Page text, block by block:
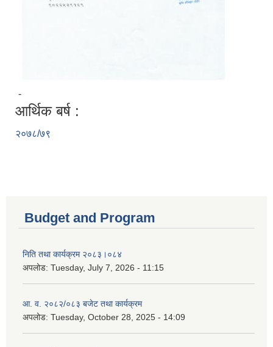
-
आर्थिक बर्ष :
२०७८/७९
Budget and Program
निति तथा कार्यक्रम २०८३।०८४
अपलोड: Tuesday, July 7, 2026 - 11:15
आ. व. २०८२/०८३ बजेट तथा कार्यक्रम
अपलोड: Tuesday, October 28, 2025 - 14:09